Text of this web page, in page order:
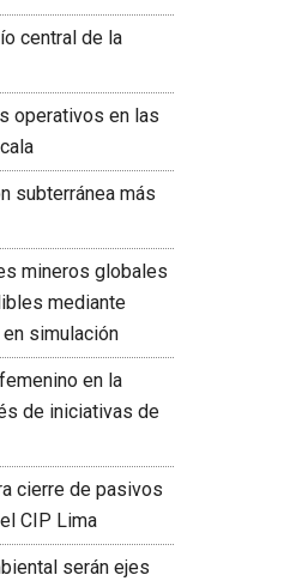
central de la
operativos en las
subterránea más
mineros globales
mediante
simulación
en la
de iniciativas de
cierre de pasivos
CIP Lima
serán ejes